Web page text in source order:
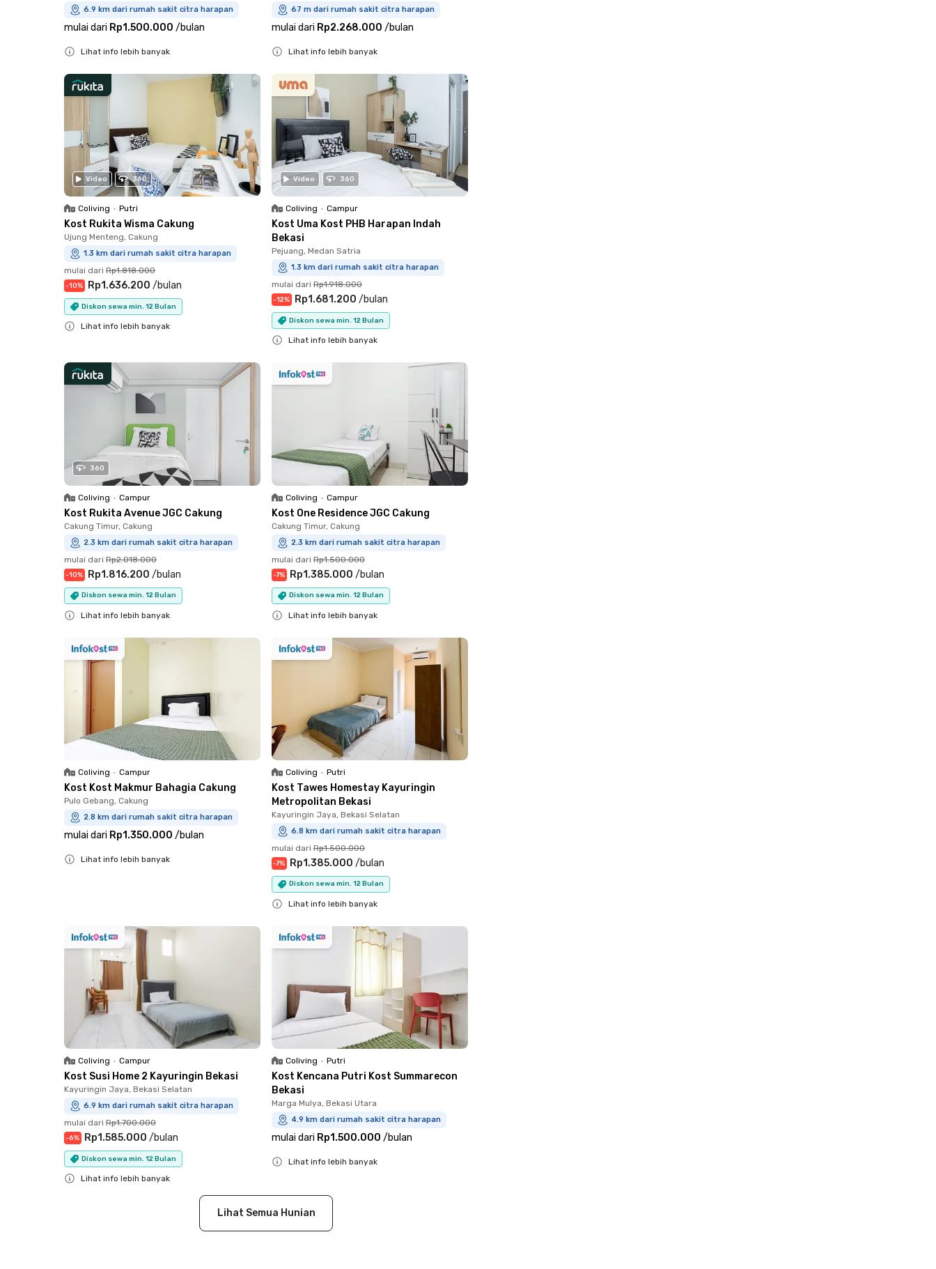
6.9 km dari rumah sakit citra harapan
mulai dari Rp1.500.000 /bulan
Lihat info lebih banyak
67 m dari rumah sakit citra harapan
mulai dari Rp2.268.000 /bulan
Lihat info lebih banyak
Video 360
Coliving • Putri
Kost Rukita Wisma Cakung
Ujung Menteng, Cakung
1.3 km dari rumah sakit citra harapan
mulai dari Rp1.818.000
-10% Rp1.636.200 /bulan
Diskon sewa min. 12 Bulan
Lihat info lebih banyak
Video 360
Coliving • Campur
Kost Uma Kost PHB Harapan Indah
Bekasi
Pejuang, Medan Satria
1.3 km dari rumah sakit citra harapan
mulai dari Rp1.918.000
-12% Rp1.681.200 /bulan
Diskon sewa min. 12 Bulan
Lihat info lebih banyak
360
Coliving • Campur
Kost Rukita Avenue JGC Cakung
Cakung Timur, Cakung
2.3 km dari rumah sakit citra harapan
mulai dari Rp2.018.000
-10% Rp1.816.200 /bulan
Diskon sewa min. 12 Bulan
Lihat info lebih banyak
Coliving • Campur
Kost One Residence JGC Cakung
Cakung Timur, Cakung
2.3 km dari rumah sakit citra harapan
mulai dari Rp1.500.000
-7% Rp1.385.000 /bulan
Diskon sewa min. 12 Bulan
Lihat info lebih banyak
Coliving • Campur
Kost Kost Makmur Bahagia Cakung
Pulo Gebang, Cakung
2.8 km dari rumah sakit citra harapan
mulai dari Rp1.350.000 /bulan
Lihat info lebih banyak
Coliving • Putri
Kost Tawes Homestay Kayuringin
Metropolitan Bekasi
Kayuringin Jaya, Bekasi Selatan
6.8 km dari rumah sakit citra harapan
mulai dari Rp1.500.000
-7% Rp1.385.000 /bulan
Diskon sewa min. 12 Bulan
Lihat info lebih banyak
Coliving • Campur
Kost Susi Home 2 Kayuringin Bekasi
Kayuringin Jaya, Bekasi Selatan
6.9 km dari rumah sakit citra harapan
mulai dari Rp1.700.000
-6% Rp1.585.000 /bulan
Diskon sewa min. 12 Bulan
Lihat info lebih banyak
Coliving • Putri
Kost Kencana Putri Kost Summarecon
Bekasi
Marga Mulya, Bekasi Utara
4.9 km dari rumah sakit citra harapan
mulai dari Rp1.500.000 /bulan
Lihat info lebih banyak
Lihat Semua Hunian